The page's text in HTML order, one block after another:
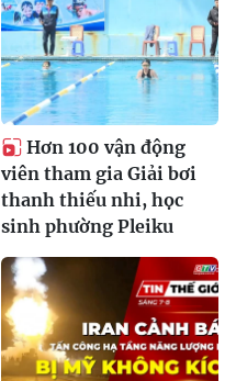
Hơn 100 vận động
viên tham gia Giải bơi
thanh thiếu nhi, học
sinh phường Pleiku